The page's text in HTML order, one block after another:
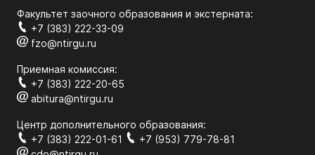
Факультет заочного образования и экстерната:
+7 (383) 222-33-09
fzo@ntirgu.ru
Приемная комиссия:
+7 (383) 222-20-65
abitura@ntirgu.ru
Центр дополнительного образования:
+7 (383) 222-01-61
+7 (953) 779-78-81